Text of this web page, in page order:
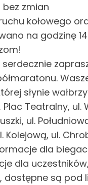
bez zmian
kołowego
na godzinę
słynie
Plac Teatralny,
ul.
Kolejową, ul.
dla
dla
dostępne są pod